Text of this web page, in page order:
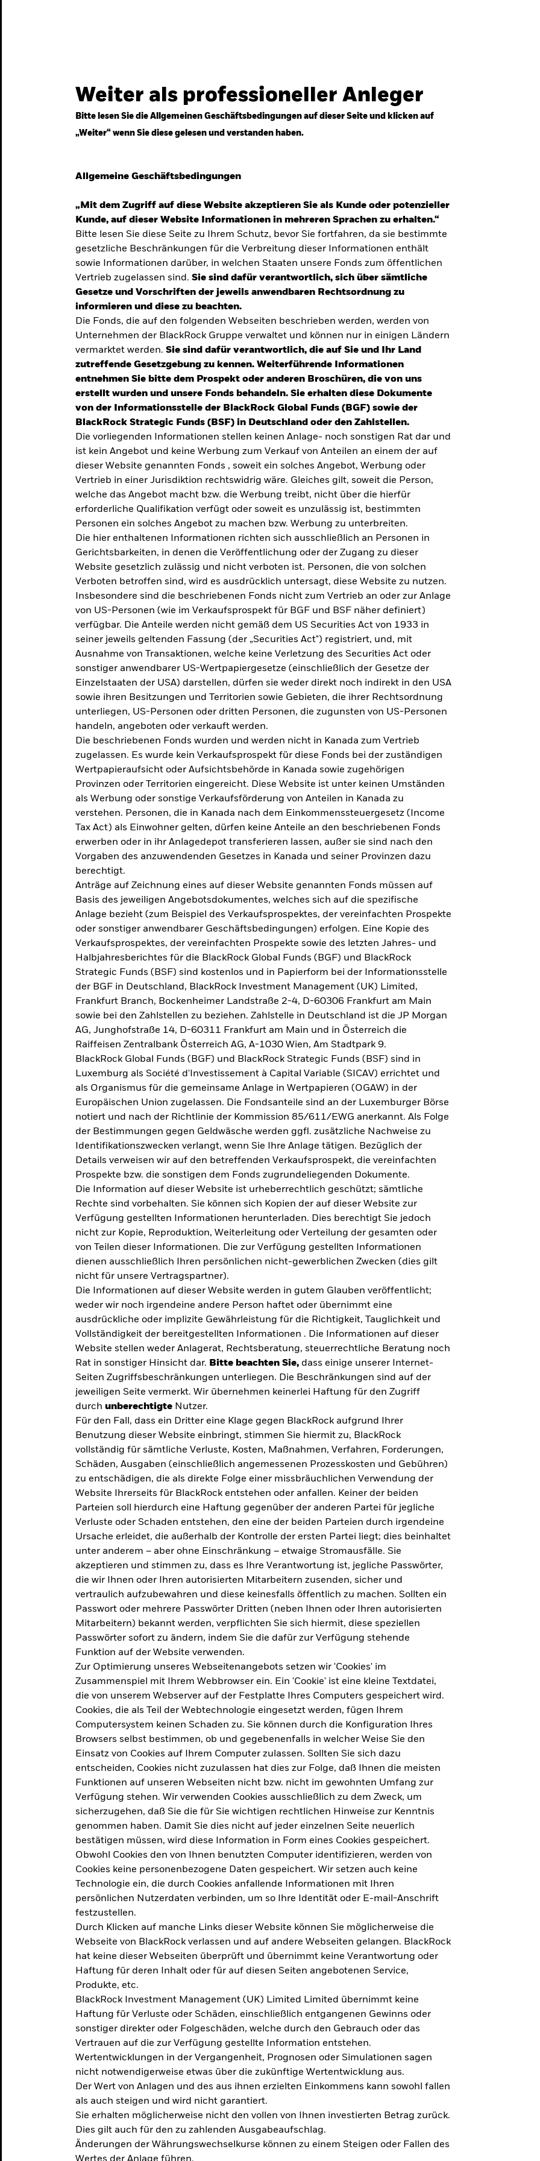
TRENDS & IDEEN
Entdecken Sie unsere
makroökonomischen
Einschätzungen und Anlageideen.
Aktuelle Einschätzungen
UMFRAGE ZUR ALTERSVORSORGE 2025
Realitätscheck Altersvorsorge. Wie
steht es um Ihre Altersvorsorge?
Zu den Ergebnissen
Die
in
das am
verfolgt das
demografische und
Vorschläge, um das
Den Bericht für Deutschland herunterladen
Den Bericht für Europa herunterladen
Weiter als professioneller Anleger
Bitte lesen Sie die Allgemeinen Geschäftsbedingungen auf dieser Seite und klicken auf
„Weiter“ wenn Sie diese gelesen und verstanden haben.
Allgemeine Geschäftsbedingungen
„Mit dem Zugriff auf diese Website akzeptieren Sie als Kunde oder potenzieller
Kunde, auf dieser Website Informationen in mehreren Sprachen zu erhalten.“
Bitte lesen Sie diese Seite zu Ihrem Schutz, bevor Sie fortfahren, da sie bestimmte
gesetzliche Beschränkungen für die Verbreitung dieser Informationen enthält
sowie Informationen darüber, in welchen Staaten unsere Fonds zum öffentlichen
Vertrieb zugelassen sind. Sie sind dafür verantwortlich, sich über sämtliche
Gesetze und Vorschriften der jeweils anwendbaren Rechtsordnung zu
informieren und diese zu beachten.
Die Fonds, die auf den folgenden Webseiten beschrieben werden, werden von
Unternehmen der BlackRock Gruppe verwaltet und können nur in einigen Ländern
vermarktet werden. Sie sind dafür verantwortlich, die auf Sie und Ihr Land
zutreffende Gesetzgebung zu kennen. Weiterführende Informationen
entnehmen Sie bitte dem Prospekt oder anderen Broschüren, die von uns
erstellt wurden und unsere Fonds behandeln. Sie erhalten diese Dokumente
von der Informationsstelle der BlackRock Global Funds (BGF) sowie der
BlackRock Strategic Funds (BSF) in Deutschland oder den Zahlstellen.
Die vorliegenden Informationen stellen keinen Anlage- noch sonstigen Rat dar und
ist kein Angebot und keine Werbung zum Verkauf von Anteilen an einem der auf
dieser Website genannten Fonds , soweit ein solches Angebot, Werbung oder
Vertrieb in einer Jurisdiktion rechtswidrig wäre. Gleiches gilt, soweit die Person,
welche das Angebot macht bzw. die Werbung treibt, nicht über die hierfür
erforderliche Qualifikation verfügt oder soweit es unzulässig ist, bestimmten
Personen ein solches Angebot zu machen bzw. Werbung zu unterbreiten.
Die hier enthaltenen Informationen richten sich ausschließlich an Personen in
Gerichtsbarkeiten, in denen die Veröffentlichung oder der Zugang zu dieser
Website gesetzlich zulässig und nicht verboten ist. Personen, die von solchen
Verboten betroffen sind, wird es ausdrücklich untersagt, diese Website zu nutzen.
Insbesondere sind die beschriebenen Fonds nicht zum Vertrieb an oder zur Anlage
von US-Personen (wie im Verkaufsprospekt für BGF und BSF näher definiert)
verfügbar. Die Anteile werden nicht gemäß dem US Securities Act von 1933 in
seiner jeweils geltenden Fassung (der „Securities Act") registriert, und, mit
Ausnahme von Transaktionen, welche keine Verletzung des Securities Act oder
sonstiger anwendbarer US-Wertpapiergesetze (einschließlich der Gesetze der
Einzelstaaten der USA) darstellen, dürfen sie weder direkt noch indirekt in den USA
sowie ihren Besitzungen und Territorien sowie Gebieten, die ihrer Rechtsordnung
unterliegen, US-Personen oder dritten Personen, die zugunsten von US-Personen
handeln, angeboten oder verkauft werden.
Die beschriebenen Fonds wurden und werden nicht in Kanada zum Vertrieb
zugelassen. Es wurde kein Verkaufsprospekt für diese Fonds bei der zuständigen
Wertpapieraufsicht oder Aufsichtsbehörde in Kanada sowie zugehörigen
Provinzen oder Territorien eingereicht. Diese Website ist unter keinen Umständen
als Werbung oder sonstige Verkaufsförderung von Anteilen in Kanada zu
verstehen. Personen, die in Kanada nach dem Einkommenssteuergesetz (Income
Tax Act) als Einwohner gelten, dürfen keine Anteile an den beschriebenen Fonds
erwerben oder in ihr Anlagedepot transferieren lassen, außer sie sind nach den
Vorgaben des anzuwendenden Gesetzes in Kanada und seiner Provinzen dazu
berechtigt.
Anträge auf Zeichnung eines auf dieser Website genannten Fonds müssen auf
Basis des jeweiligen Angebotsdokumentes, welches sich auf die spezifische
Anlage bezieht (zum Beispiel des Verkaufsprospektes, der vereinfachten Prospekte
oder sonstiger anwendbarer Geschäftsbedingungen) erfolgen. Eine Kopie des
Verkaufsprospektes, der vereinfachten Prospekte sowie des letzten Jahres- und
Halbjahresberichtes für die BlackRock Global Funds (BGF) und BlackRock
Strategic Funds (BSF) sind kostenlos und in Papierform bei der Informationsstelle
der BGF in Deutschland, BlackRock Investment Management (UK) Limited,
Frankfurt Branch, Bockenheimer Landstraße 2-4, D-60306 Frankfurt am Main
sowie bei den Zahlstellen zu beziehen. Zahlstelle in Deutschland ist die JP Morgan
AG, Junghofstraße 14, D-60311 Frankfurt am Main und in Österreich die
Raiffeisen Zentralbank Österreich AG, A-1030 Wien, Am Stadtpark 9.
BlackRock Global Funds (BGF) und BlackRock Strategic Funds (BSF) sind in
Luxemburg als Société d'Investissement à Capital Variable (SICAV) errichtet und
als Organismus für die gemeinsame Anlage in Wertpapieren (OGAW) in der
Europäischen Union zugelassen. Die Fondsanteile sind an der Luxemburger Börse
notiert und nach der Richtlinie der Kommission 85/611/EWG anerkannt. Als Folge
der Bestimmungen gegen Geldwäsche werden ggfl. zusätzliche Nachweise zu
Identifikationszwecken verlangt, wenn Sie Ihre Anlage tätigen. Bezüglich der
Details verweisen wir auf den betreffenden Verkaufsprospekt, die vereinfachten
Prospekte bzw. die sonstigen dem Fonds zugrundeliegenden Dokumente.
Die Information auf dieser Website ist urheberrechtlich geschützt; sämtliche
Rechte sind vorbehalten. Sie können sich Kopien der auf dieser Website zur
Verfügung gestellten Informationen herunterladen. Dies berechtigt Sie jedoch
nicht zur Kopie, Reproduktion, Weiterleitung oder Verteilung der gesamten oder
von Teilen dieser Informationen. Die zur Verfügung gestellten Informationen
dienen ausschließlich Ihren persönlichen nicht-gewerblichen Zwecken (dies gilt
nicht für unsere Vertragspartner).
Die Informationen auf dieser Website werden in gutem Glauben veröffentlicht;
weder wir noch irgendeine andere Person haftet oder übernimmt eine
ausdrückliche oder implizite Gewährleistung für die Richtigkeit, Tauglichkeit und
Vollständigkeit der bereitgestellten Informationen . Die Informationen auf dieser
Website stellen weder Anlagerat, Rechtsberatung, steuerrechtliche Beratung noch
Rat in sonstiger Hinsicht dar. Bitte beachten Sie, dass einige unserer Internet-
Seiten Zugriffsbeschränkungen unterliegen. Die Beschränkungen sind auf der
jeweiligen Seite vermerkt. Wir übernehmen keinerlei Haftung für den Zugriff
durch unberechtigte Nutzer.
Für den Fall, dass ein Dritter eine Klage gegen BlackRock aufgrund Ihrer
Benutzung dieser Website einbringt, stimmen Sie hiermit zu, BlackRock
vollständig für sämtliche Verluste, Kosten, Maßnahmen, Verfahren, Forderungen,
Schäden, Ausgaben (einschließlich angemessenen Prozesskosten und Gebühren)
zu entschädigen, die als direkte Folge einer missbräuchlichen Verwendung der
Website Ihrerseits für BlackRock entstehen oder anfallen. Keiner der beiden
Parteien soll hierdurch eine Haftung gegenüber der anderen Partei für jegliche
Verluste oder Schaden entstehen, den eine der beiden Parteien durch irgendeine
Ursache erleidet, die außerhalb der Kontrolle der ersten Partei liegt; dies beinhaltet
unter anderem – aber ohne Einschränkung – etwaige Stromausfälle. Sie
akzeptieren und stimmen zu, dass es Ihre Verantwortung ist, jegliche Passwörter,
die wir Ihnen oder Ihren autorisierten Mitarbeitern zusenden, sicher und
vertraulich aufzubewahren und diese keinesfalls öffentlich zu machen. Sollten ein
Passwort oder mehrere Passwörter Dritten (neben Ihnen oder Ihren autorisierten
Mitarbeitern) bekannt werden, verpflichten Sie sich hiermit, diese speziellen
Passwörter sofort zu ändern, indem Sie die dafür zur Verfügung stehende
Funktion auf der Website verwenden.
Zur Optimierung unseres Webseitenangebots setzen wir 'Cookies' im
Zusammenspiel mit Ihrem Webbrowser ein. Ein 'Cookie' ist eine kleine Textdatei,
die von unserem Webserver auf der Festplatte Ihres Computers gespeichert wird.
Cookies, die als Teil der Webtechnologie eingesetzt werden, fügen Ihrem
Computersystem keinen Schaden zu. Sie können durch die Konfiguration Ihres
Browsers selbst bestimmen, ob und gegebenenfalls in welcher Weise Sie den
Einsatz von Cookies auf Ihrem Computer zulassen. Sollten Sie sich dazu
entscheiden, Cookies nicht zuzulassen hat dies zur Folge, daß Ihnen die meisten
Funktionen auf unseren Webseiten nicht bzw. nicht im gewohnten Umfang zur
Verfügung stehen. Wir verwenden Cookies ausschließlich zu dem Zweck, um
sicherzugehen, daß Sie die für Sie wichtigen rechtlichen Hinweise zur Kenntnis
genommen haben. Damit Sie dies nicht auf jeder einzelnen Seite neuerlich
bestätigen müssen, wird diese Information in Form eines Cookies gespeichert.
Obwohl Cookies den von Ihnen benutzten Computer identifizieren, werden von
Cookies keine personenbezogene Daten gespeichert. Wir setzen auch keine
Technologie ein, die durch Cookies anfallende Informationen mit Ihren
persönlichen Nutzerdaten verbinden, um so Ihre Identität oder E-mail-Anschrift
festzustellen.
Durch Klicken auf manche Links dieser Website können Sie möglicherweise die
Webseite von BlackRock verlassen und auf andere Webseiten gelangen. BlackRock
hat keine dieser Webseiten überprüft und übernimmt keine Verantwortung oder
Haftung für deren Inhalt oder für auf diesen Seiten angebotenen Service,
Produkte, etc.
BlackRock Investment Management (UK) Limited Limited übernimmt keine
Haftung für Verluste oder Schäden, einschließlich entgangenen Gewinns oder
sonstiger direkter oder Folgeschäden, welche durch den Gebrauch oder das
Vertrauen auf die zur Verfügung gestellte Information entstehen.
Wertentwicklungen in der Vergangenheit, Prognosen oder Simulationen sagen
nicht notwendigerweise etwas über die zukünftige Wertentwicklung aus.
Der Wert von Anlagen und des aus ihnen erzielten Einkommens kann sowohl fallen
als auch steigen und wird nicht garantiert.
Sie erhalten möglicherweise nicht den vollen von Ihnen investierten Betrag zurück.
Dies gilt auch für den zu zahlenden Ausgabeaufschlag.
Änderungen der Währungswechselkurse können zu einem Steigen oder Fallen des